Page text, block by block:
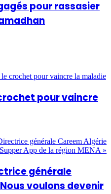
pour rassasier
pour vaincre
générale
voulons devenir